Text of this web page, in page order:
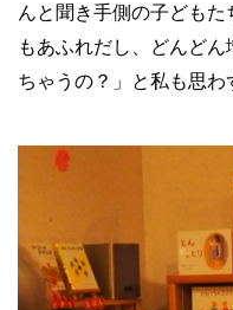
んと聞き手側の子ども
もあふれだし、どんど
ちゃうの？」と私も思わ